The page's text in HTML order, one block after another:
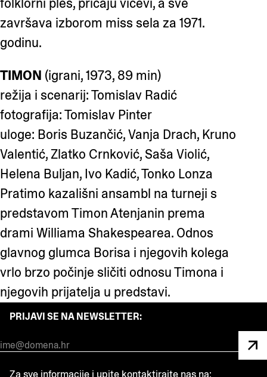
završava izborom miss sela za 1971.
godinu.
TIMON (igrani, 1973, 89 min)
režija i scenarij: Tomislav Radić
fotografija: Tomislav Pinter
uloge: Boris Buzančić, Vanja Drach, Kruno
Valentić, Zlatko Crnković, Saša Violić,
Helena Buljan, Ivo Kadić, Tonko Lonza
Pratimo kazališni ansambl na turneji s
predstavom Timon Atenjanin prema
drami Williama Shakespearea. Odnos
glavnog glumca Borisa i njegovih kolega
vrlo brzo počinje sličiti odnosu Timona i
njegovih prijatelja u predstavi.
PRIJAVI SE NA NEWSLETTER:
Za sve informacije i upite kontaktirajte nas na: